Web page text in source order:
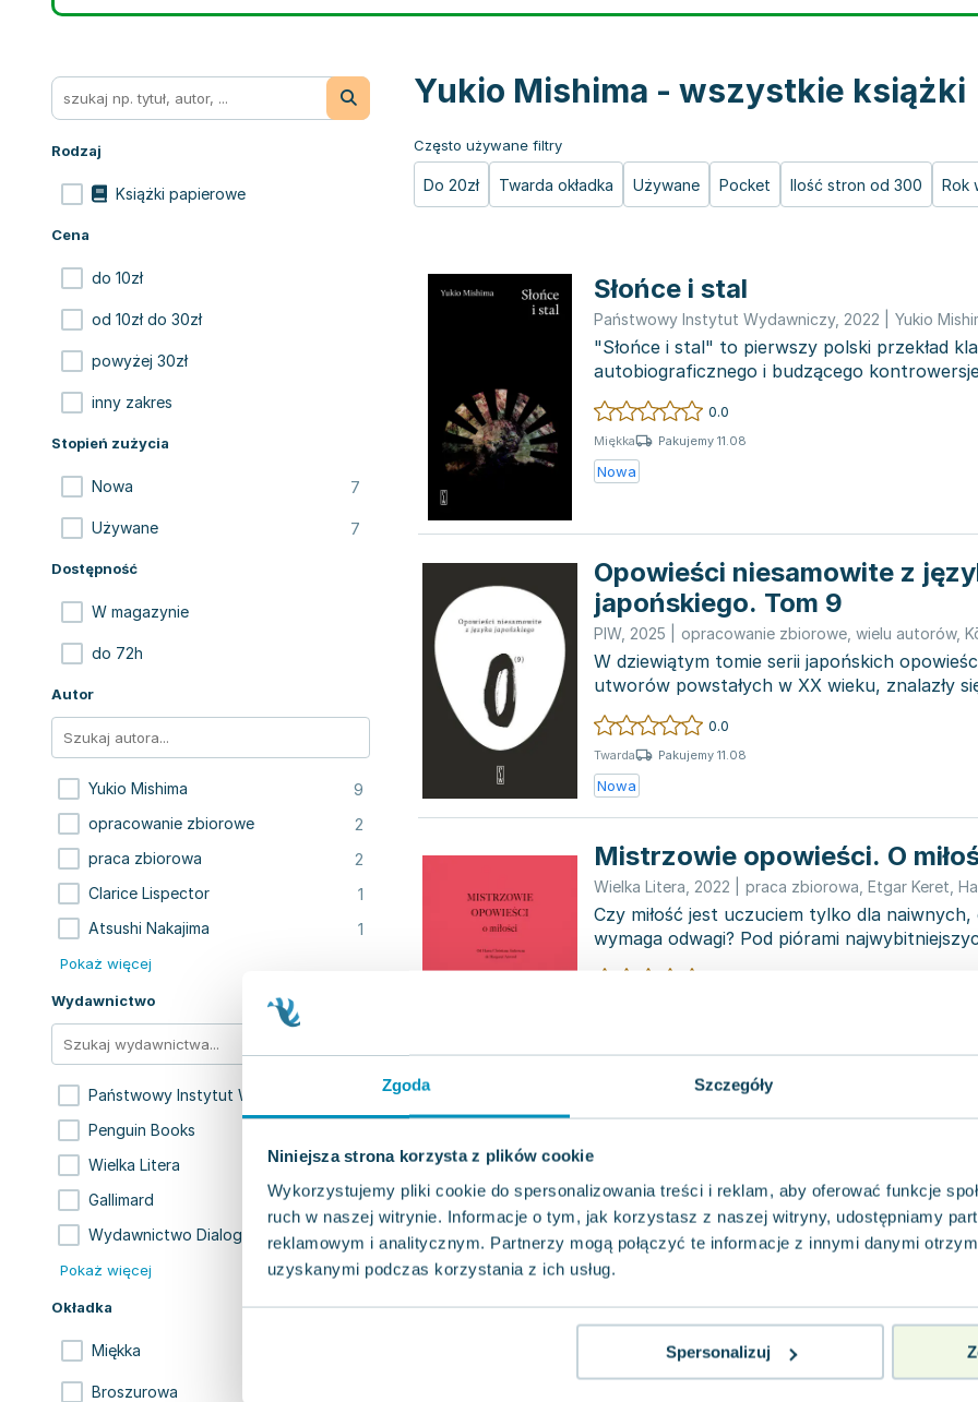
Zgoda Szczegóły
Niniejsza strona korzysta z plików cookie
Wykorzystujemy pliki cookie do spersonalizowania treści i reklam, aby oferować funkcje
ruch w naszej witrynie. Informacje o tym, jak korzystasz z naszej witryny, udostępniamy
reklamowym i analitycznym. Partnerzy mogą połączyć te informacje z innymi danymi
uzyskanymi podczas korzystania z ich usług.
Spersonalizuj
Rodzaj
Książki papierowe
Cena
do 10zł
od 10zł do 30zł
powyżej 30zł
inny zakres
Stopień zużycia
Nowa 7
Używane 7
Dostępność
W magazynie
do 72h
Autor
Yukio Mishima 9
opracowanie zbiorowe 2
praca zbiorowa 2
Clarice Lispector 1
Atsushi Nakajima 1
Pokaż więcej
Wydawnictwo
Państwowy Instytut Wydawniczy
Penguin Books
Wielka Litera 1
Gallimard 1
Wydawnictwo Dialog 1
Pokaż więcej
Okładka
Miękka
Broszurowa
Yukio Mishima - wszystkie książki
Często używane filtry
Do 20zł Twarda okładka Używane Pocket Ilość stron od 300 Rok
Słońce i stal
Państwowy Instytut Wydawniczy, 2022 Yukio
"Słońce i stal" to pierwszy polski przekład
autobiograficznego i budzącego
Yukio Mishimy...
0.0
Miękka Pakujemy 11.08
Nowa
Opowieści niesamowite z
japońskiego. Tom 9
PIW, 2025 opracowanie zbiorowe wielu autorów,
W dziewiątym tomie serii japońskich
utworów powstałych w XX wieku, znalazły
będące ro...
0.0
Twarda Pakujemy 11.08
Nowa
Mistrzowie opowieści. O
Wielka Litera 2022 praca zbiorowa Etgar Keret
Czy miłość jest uczuciem tylko dla
wymaga odwagi? Pod piórami
dylematy zyskują now...
Beautiful Star, penned in 1962, is a
intertwines elements of family dynamics,
shadow of n...
Używana Wyprzedaż